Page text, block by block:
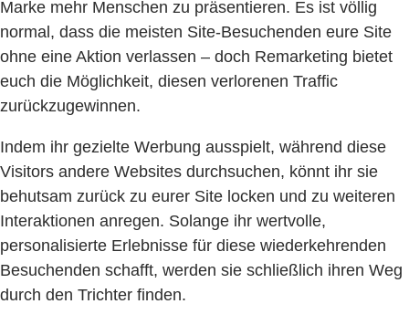
Marke mehr Menschen zu präsentieren. Es ist völlig
normal, dass die meisten Site-Besuchenden eure Site
ohne eine Aktion verlassen – doch Remarketing bietet
euch die Möglichkeit, diesen verlorenen Traffic
zurückzugewinnen.
Indem ihr gezielte Werbung ausspielt, während diese
Visitors andere Websites durchsuchen, könnt ihr sie
behutsam zurück zu eurer Site locken und zu weiteren
Interaktionen anregen. Solange ihr wertvolle,
personalisierte Erlebnisse für diese wiederkehrenden
Besuchenden schafft, werden sie schließlich ihren Weg
durch den Trichter finden.